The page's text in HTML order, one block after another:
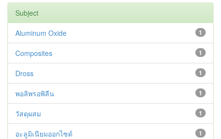
Subject
1
Aluminum Oxide
1
Composites
1
Dross
1
พอลิพรอพิลีน
1
วัสดุผสม
1
อะลูมิเนียมออกไซด์